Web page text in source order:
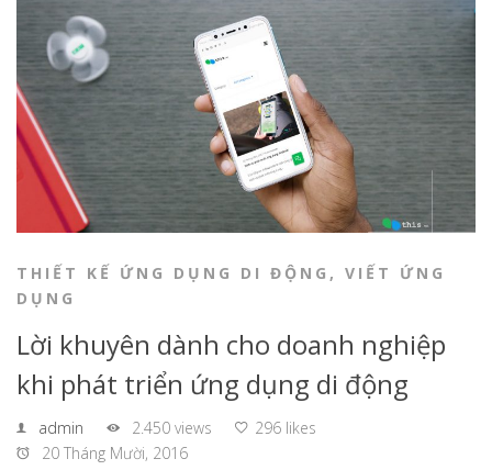
THIẾT KẾ ỨNG DỤNG DI ĐỘNG , VIẾT ỨNG
DỤNG
Lời khuyên dành cho doanh nghiệp
khi phát triển ứng dụng di động
admin 2.450 views
296 likes
20 Tháng Mười, 2016